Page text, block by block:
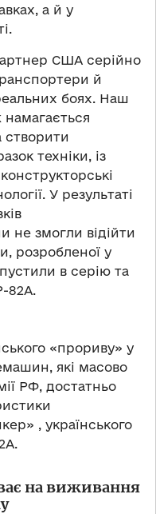
а й у
США серійно
й
боях. Наш
намагається
створити
техніки, із
У результаті
не змогли відійти
розробленої у
в серію та
82А.
«прориву» у
які масово
РФ, достатньо
, українського
на виживання